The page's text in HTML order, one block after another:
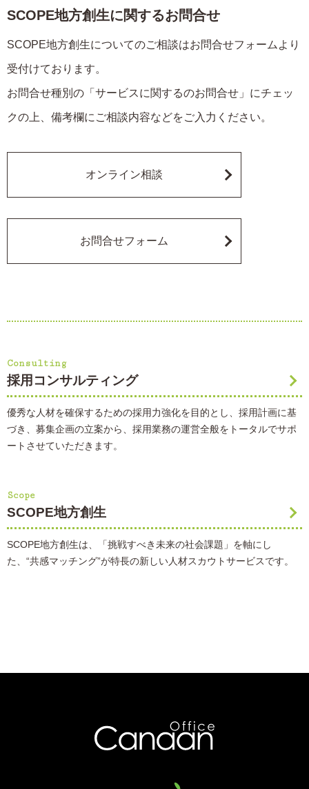
SCOPE地方創生に関するお問合せ
SCOPE地方創生についてのご相談はお問合せフォームより
受付けております。
お問合せ種別の「サービスに関するのお問合せ」にチェッ
クの上、備考欄にご相談内容などをご入力ください。
オンライン相談
お問合せフォーム
Consulting
採用コンサルティング
優秀な人材を確保するための採用力強化を目的とし、採用計画に基
づき、募集企画の立案から、採用業務の運営全般をトータルでサポ
ートさせていただきます。
Scope
SCOPE地方創生
SCOPE地方創生は、「挑戦すべき未来の社会課題」を軸にし
た、“共感マッチング”が特長の新しい人材スカウトサービスです。